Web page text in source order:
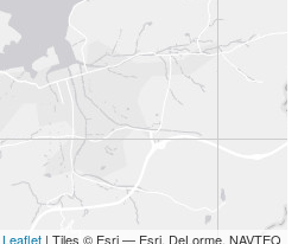
Leaflet | Tiles © Esri — Esri, DeLorme, NAVTEQ